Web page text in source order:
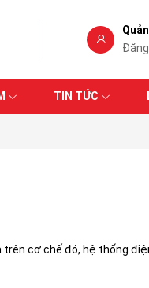
TIN TỨC
cơ chế đó, hệ thống